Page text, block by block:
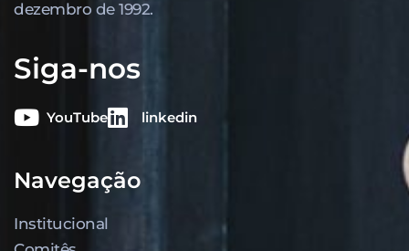
dezembro de 1992.
Siga-nos
YouTube linkedin
Navegação
Institucional